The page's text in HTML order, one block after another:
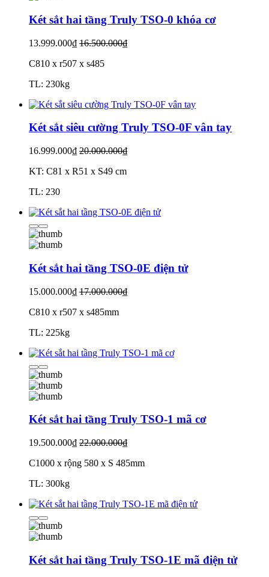
Két sắt hai tầng Truly TSO-0 khóa cơ
13.999.000₫ 16.500.000₫
C810 x r507 x s485
TL: 230kg
Két sắt siêu cường Truly TSO-0F vân tay
16.999.000₫ 20.000.000₫
KT: C81 x R51 x S49 cm
TL: 230
Két sắt hai tầng TSO-0E điện tử
15.000.000₫ 17.000.000₫
C810 x r507 x s485mm
TL: 225kg
Két sắt hai tầng Truly TSO-1 mã cơ
19.500.000₫ 22.000.000₫
C1000 x rộng 580 x S 485mm
TL: 300kg
Két sắt hai tầng Truly TSO-1E mã điện tử